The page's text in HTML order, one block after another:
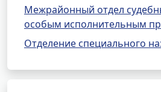
Межрайонный отдел
особым исполнительным
Отделение специального